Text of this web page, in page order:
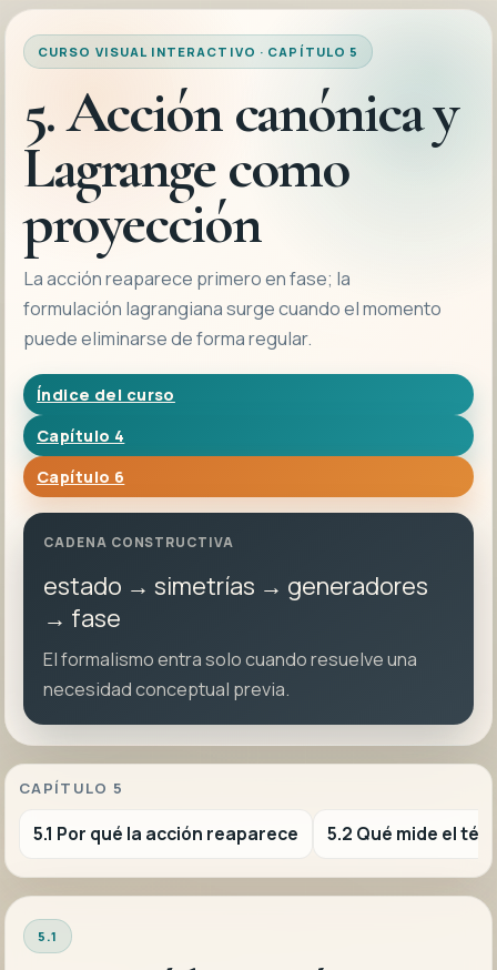
CURSO VISUAL INTERACTIVO · CAPÍTULO 5
5. Acción canónica y
Lagrange como
proyección
La acción reaparece primero en fase; la
formulación lagrangiana surge cuando el momento
puede eliminarse de forma regular.
Índice del curso
Capítulo 4
Capítulo 6
CADENA CONSTRUCTIVA
estado → simetrías → generadores
→ fase
El formalismo entra solo cuando resuelve una
necesidad conceptual previa.
CAPÍTULO 5
5.1 Por qué la acción reaparece 5.2 Qué mide el
5.1